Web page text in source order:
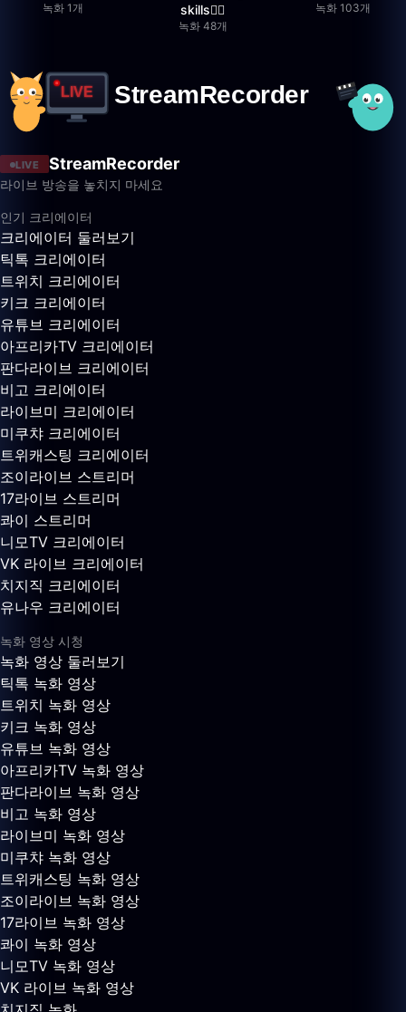
녹화 1개
skills✌🏽
녹화 48개
녹화 103개
LIVE StreamRecorder
라이브 방송을 놓치지 마세요
인기 크리에이터
크리에이터 둘러보기
틱톡 크리에이터
트위치 크리에이터
키크 크리에이터
유튜브 크리에이터
아프리카TV 크리에이터
판다라이브 크리에이터
비고 크리에이터
라이브미 크리에이터
미쿠챠 크리에이터
트위캐스팅 크리에이터
조이라이브 스트리머
17라이브 스트리머
콰이 스트리머
니모TV 크리에이터
VK 라이브 크리에이터
치지직 크리에이터
유나우 크리에이터
녹화 영상 시청
녹화 영상 둘러보기
틱톡 녹화 영상
트위치 녹화 영상
키크 녹화 영상
유튜브 녹화 영상
아프리카TV 녹화 영상
판다라이브 녹화 영상
비고 녹화 영상
라이브미 녹화 영상
미쿠챠 녹화 영상
트위캐스팅 녹화 영상
조이라이브 녹화 영상
17라이브 녹화 영상
콰이 녹화 영상
니모TV 녹화 영상
VK 라이브 녹화 영상